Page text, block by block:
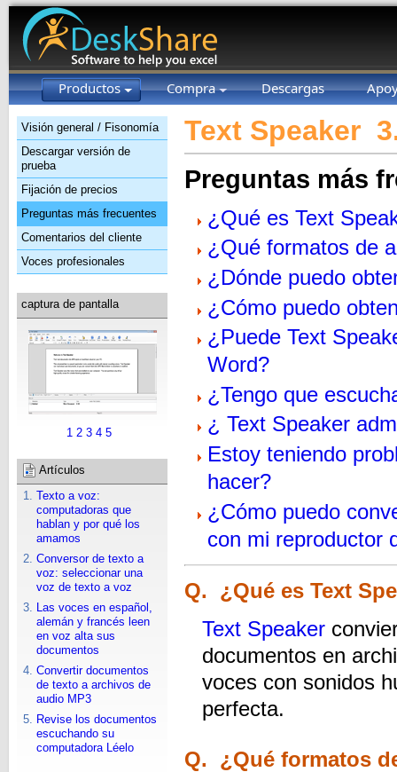
Productos Compra Descargas
Visión general / Fisonomía
Descargar versión de
prueba
Fijación de precios
Preguntas más frecuentes
Comentarios del cliente
Voces profesionales
captura de pantalla
1 2 3 4 5
Artículos
Texto a voz:
computadoras que
hablan y por qué los
amamos
Conversor de texto a
voz: seleccionar una
voz de texto a voz
Las voces en español,
alemán y francés leen
en voz alta sus
documentos
Convertir documentos
de texto a archivos de
audio MP3
Revise los documentos
escuchando su
computadora Léelo
Text Speaker
Preguntas más
¿Qué es Text
¿Qué formatos de
¿Dónde puedo
¿Cómo puedo
¿Puede Text
Word?
¿Tengo que
¿ Text Speaker
Estoy teniendo
hacer?
¿Cómo puedo
con mi reproductor
Q. ¿Qué es Text
Text Speaker
documentos en
voces con sonidos
perfecta.
Q. ¿Qué formatos